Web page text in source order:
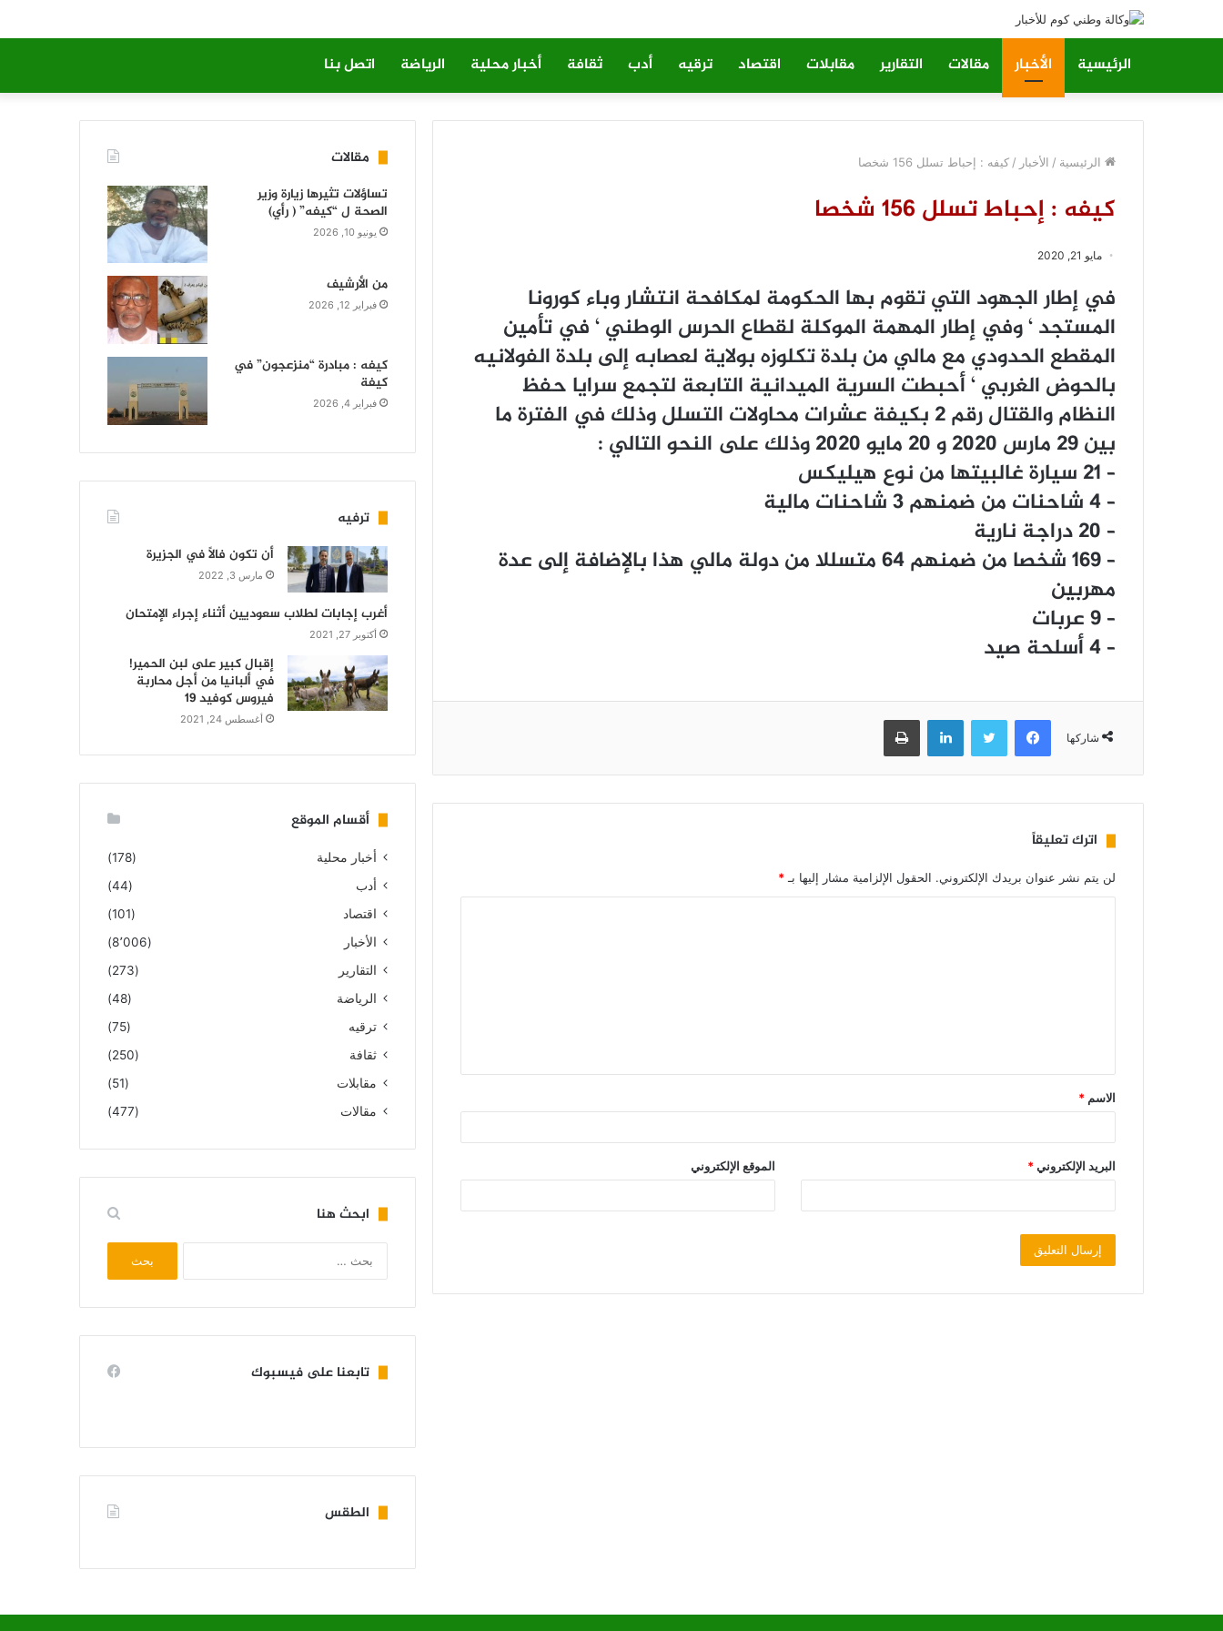
الرئيسية الأخبار مقالات التقارير مقابلات اقتصاد ترقيه أدب ثقافة أخبار محلية الرياضة اتصل بنا
الرئيسية / الأخبار / كيفه : إحباط تسلل 156 شخصا
كيفه : إحباط تسلل 156 شخصا
مايو 21, 2020
ﻓﻲ ﺇﻃﺎﺭ ﺍﻟﺠﻬﻮﺩ ﺍﻟﺘﻲ ﺗﻘﻮﻡ ﺑﻬﺎ ﺍﻟﺤﻜﻮﻣﺔ ﻟﻤﻜﺎﻓﺤﺔ ﺍﻧﺘﺸﺎﺭ ﻭﺑﺎﺀ ﻛﻮﺭﻭﻧﺎ
ﺍﻟﻤﺴﺘﺠﺪ ‘ ﻭﻓﻲ ﺇﻃﺎﺭ ﺍﻟﻤﻬﻤﺔ ﺍﻟﻤﻮﻛﻠﺔ ﻟﻘﻄﺎﻉ ﺍﻟﺤﺮﺱ ﺍﻟﻮﻃﻨﻲ ‘ ﻓﻲ ﺗﺄﻣﻴﻦ
ﺍﻟﻤﻘﻄﻊ ﺍﻟﺤﺪﻭﺩﻱ ﻣﻊ ﻣﺎﻟﻲ ﻣﻦ ﺑﻠﺪﺓ ﺗﻜﻠﻮﺯﻩ ﺑﻮﻻﻳﺔ ﻟﻌﺼﺎﺑﻪ ﺇﻟﻰ ﺑﻠﺪﺓ ﺍﻟﻔﻮﻻﻧﻴﻪ
ﺑﺎﻟﺤﻮﺽ ﺍﻟﻐﺮﺑﻲ ‘ ﺃﺣﺒﻄﺖ ﺍﻟﺴﺮﻳﺔ ﺍﻟﻤﻴﺪﺍﻧﻴﺔ ﺍﻟﺘﺎﺑﻌﺔ ﻟﺘﺠﻤﻊ ﺳﺮﺍﻳﺎ ﺣﻔﻆ
ﺍﻟﻨﻈﺎﻡ ﻭﺍﻟﻘﺘﺎﻝ ﺭﻗﻢ 2 ﺑﻜﻴﻔﺔ ﻋﺸﺮﺍﺕ ﻣﺤﺎﻭﻻﺕ ﺍﻟﺘﺴﻠﻞ ﻭﺫﻟﻚ ﻓﻲ ﺍﻟﻔﺘﺮﺓ ﻣﺎ
ﺑﻴﻦ 29 ﻣﺎﺭﺱ 2020 ﻭ 20 ﻣﺎﻳﻮ 2020 ﻭﺫﻟﻚ ﻋﻠﻰ ﺍﻟﻨﺤﻮ ﺍﻟﺘﺎﻟﻲ :
– 21 ﺳﻴﺎﺭﺓ ﻏﺎﻟﺒﻴﺘﻬﺎ ﻣﻦ ﻧﻮﻉ ﻫﻴﻠﻴﻜﺲ
– 4 ﺷﺎﺣﻨﺎﺕ ﻣﻦ ﺿﻤﻨﻬﻢ 3 ﺷﺎﺣﻨﺎﺕ ﻣﺎﻟﻴﺔ
– 20 ﺩﺭﺍﺟﺔ ﻧﺎﺭﻳﺔ
– 169 ﺷﺨﺼﺎ ﻣﻦ ﺿﻤﻨﻬﻢ 64 ﻣﺘﺴﻠﻼ ﻣﻦ ﺩﻭﻟﺔ ﻣﺎﻟﻲ ﻫﺬﺍ ﺑﺎﻹﺿﺎﻓﺔ ﺇﻟﻰ ﻋﺪﺓ
ﻣﻬﺮﺑﻴﻦ
– 9 ﻋﺮﺑﺎﺕ
– 4 ﺃﺳﻠﺤﺔ ﺻﻴﺪ
شاركها
فيسبوك تويتر لينكدإن طباعة
اترك تعليقاً
لن يتم نشر عنوان بريدك الإلكتروني. الحقول الإلزامية مشار إليها بـ*
الاسم *
البريد الإلكتروني* الموقع الإلكتروني
مقالات
تساؤلات تثيرها زيارة وزير
الصحة ل “كيفه” ( رأي)
يونيو 10, 2026
من الأرشيف
فبراير 12, 2026
كيفه : مبادرة “منزعجون” في
كيفة
فبراير 4, 2026
ترفيه
أن تكون فالاً في الجزيرة
مارس 3, 2022
أغرب إجابات لطلاب سعوديين أثناء إجراء الإمتحان
أكتوبر 27, 2021
إقبال كبير على لبن الحمير!
في ألبانيا من أجل محاربة
فيروس كوفيد 19
أغسطس 24, 2021
أقسام الموقع
أخبار محلية
(178)
أدب
(44)
اقتصاد
(101)
الأخبار
(8٬006)
التقارير
(273)
الرياضة
(48)
ترقيه
(75)
ثقافة
(250)
مقابلات
(51)
مقالات
(477)
ابحث هنا
تابعنا على فيسبوك
الطقس